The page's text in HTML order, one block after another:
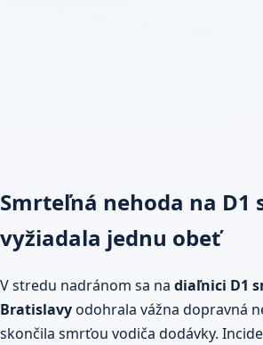
Smrteľná nehoda na D1
vyžiadala jednu obeť
V stredu nadránom sa na diaľnici D1
Bratislavyodohrala vážna dopravná
skončila smrťou vodiča dodávky.